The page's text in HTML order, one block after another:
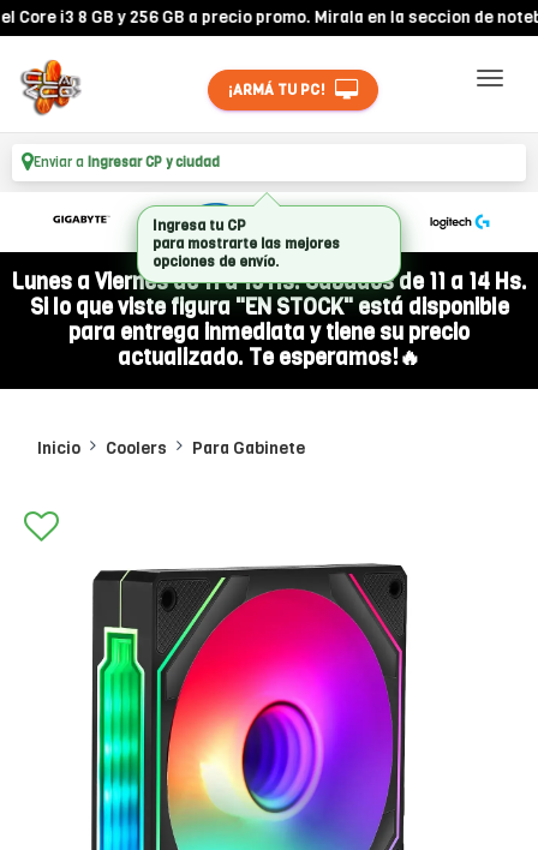
i3 8 GB y 256 GB a precio promo. Mirala en la seccion de
¡ARMÁ TU PC!
Enviar a Ingresar CP y ciudad
Lunes a Viernes de 11 a 19 Hs. Sábados de 11 a 14 Hs.
Si lo que viste figura "EN STOCK" está disponible
para entrega inmediata y tiene su precio
actualizado. Te esperamos!🔥
Inicio Coolers Para Gabinete
Ingresa tu CP
para mostrarte las mejores
opciones de envío.